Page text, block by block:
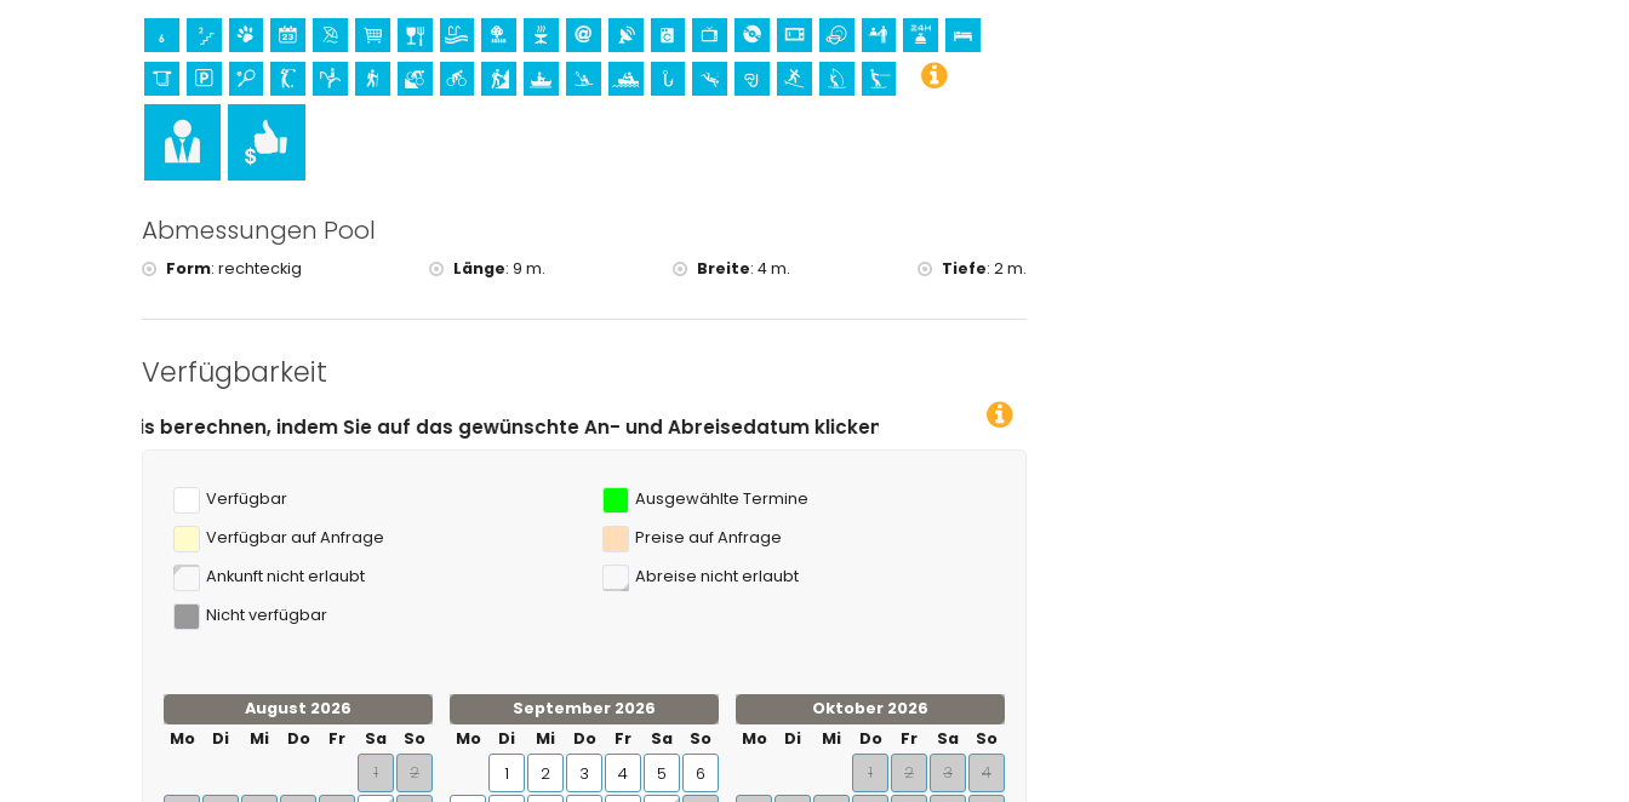
Kajakfahren, Rafting, Angeln, Tauchen, Schnorcheln, Surfen, Windsurfen und Wasserski (innerhalb von 5
Kilometern vom Haus)
Abmessungen Pool
Form: rechteckig Länge: 9 m. Breite: 4 m. Tiefe: 2 m.
Verfügbarkeit
indem Sie auf das gewünschte An- und Abreisedatum klicken!
Verfügbar
Ausgewählte Termine
Verfügbar auf Anfrage
Preise auf Anfrage
Ankunft nicht erlaubt
Abreise nicht erlaubt
Nicht verfügbar
August 2026
Mo
Di Mi Do Fr Sa
So
1
2
September 2026
Mo
Di Mi Do Fr Sa
So
1
2 3 4 5
6
Oktober 2026
Mo
Di Mi Do Fr Sa
So
1
2 3
4